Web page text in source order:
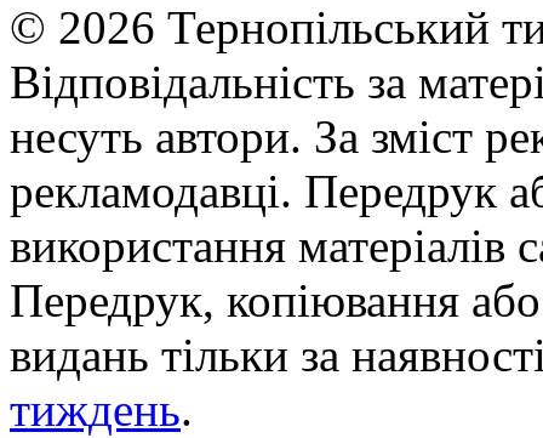
© 2026 Тернопільський
Відповідальність за
несуть автори. За зміст
рекламодавці. Передрук
використання матеріалів
Передрук, копіювання
видань тільки за
тиждень.